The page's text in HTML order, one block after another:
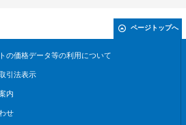
ページトップへ
の価格データ等の利用について
引法表示
内
せ